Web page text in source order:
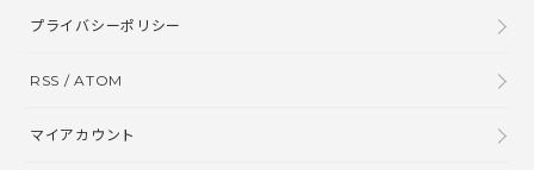
プライバシーポリシー
RSS /ATOM
マイアカウント